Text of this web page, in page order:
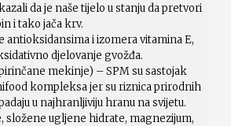
da je naše tijelo u stanju da pretvori
i tako jača krv.
antioksidansima i izomera vitamina E,
djelovanje gvožđa.
mekinje) – SPM su sastojak
kompleksa jer su riznica prirodnih
u najhranljiviju hranu na svijetu.
složene ugljene hidrate, magnezijum,